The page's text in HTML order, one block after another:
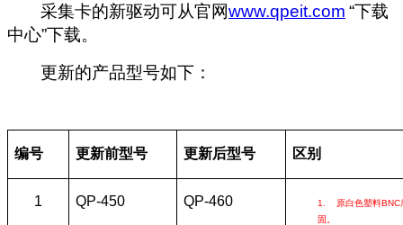
采集卡的新驱动可从官网www.qpeit.com “下载
中心”下载。
更新的产品型号如下：
编号 更新前型号 更新后型号 区别
1 QP-450 QP-460 1.
原白色塑料
固。